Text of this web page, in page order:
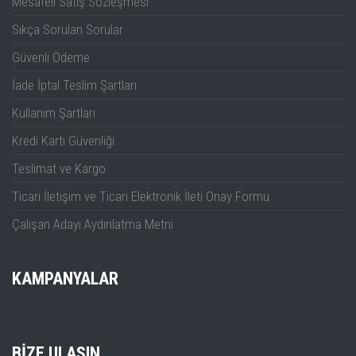
(opsiyonel)
Sıkça Sorulan Sorular
Güvenli Ödeme
İade İptal Teslim Şartları
Kullanım Şartları
Kredi Kartı Güvenliği
Teslimat ve Kargo
Ticari İletişim ve Ticari Elektronik İleti Onay Formu
Çalışan Adayı Aydınlatma Metni
KAMPANYALAR